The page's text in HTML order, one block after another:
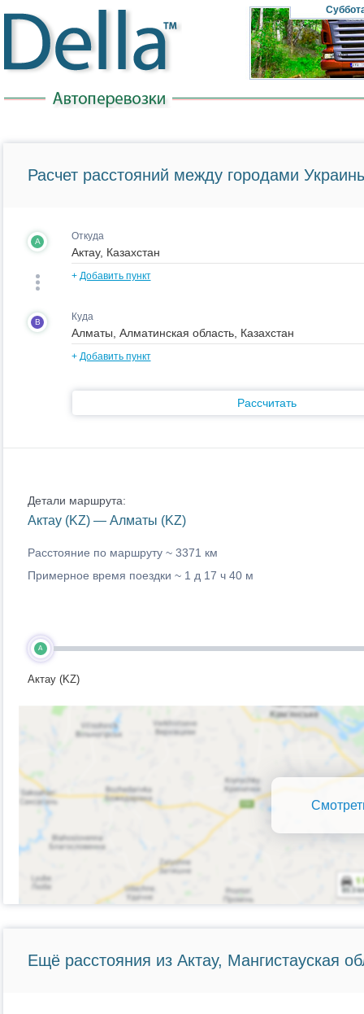
Расчет расстояний между городами
A Откуда
+ Добавить пункт
B Куда
+ Добавить пункт
Рассчитать
Детали маршрута:
Актау (KZ) — Алматы (KZ)
Расстояние по маршруту ~ 3371 км
Примерное время поездки ~ 1 д 17 ч 40 м
A
Актау (KZ)
Ещё расстояния из Актау, Мангистауская